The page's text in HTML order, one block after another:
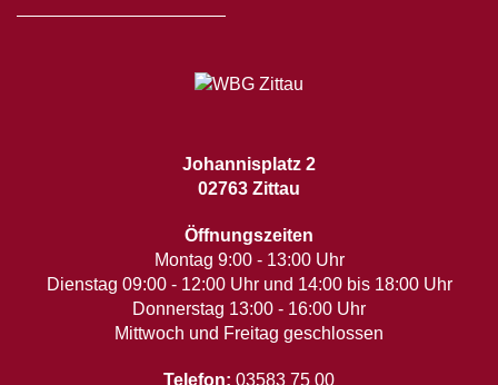
Johannisplatz 2
02763 Zittau
Öffnungszeiten
Montag 9:00 - 13:00 Uhr
Dienstag 09:00 - 12:00 Uhr und 14:00 bis 18:00 Uhr
Donnerstag 13:00 - 16:00 Uhr
Mittwoch und Freitag geschlossen
Telefon: 03583 75 00